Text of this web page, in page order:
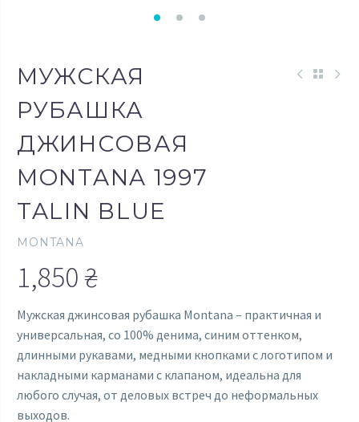
МУЖСКАЯ
РУБАШКА
ДЖИНСОВАЯ
MONTANA 1997
TALIN BLUE
MONTANA
1,850₴
Мужская джинсовая рубашка Montana – практичная и
универсальная, со 100% денима, синим оттенком,
длинными рукавами, медными кнопками с логотипом и
накладными карманами с клапаном, идеальна для
любого случая, от деловых встреч до неформальных
выходов.